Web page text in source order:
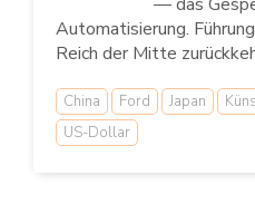
Automatisierung.
Reich der Mitte
China Ford Japan
US-Dollar